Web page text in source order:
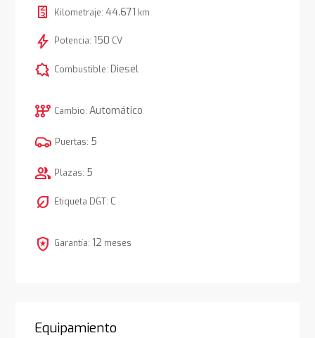
Kilometraje: 44.671 km
bolt Potencia: 150 CV
comic_bubble Combustible: Diesel
auto_transmission Cambio: Automático
Puertas: 5
group Plazas: 5
nest_eco_leaf Etiqueta DGT: C
local_police Garantía: 12 meses
Equipamiento